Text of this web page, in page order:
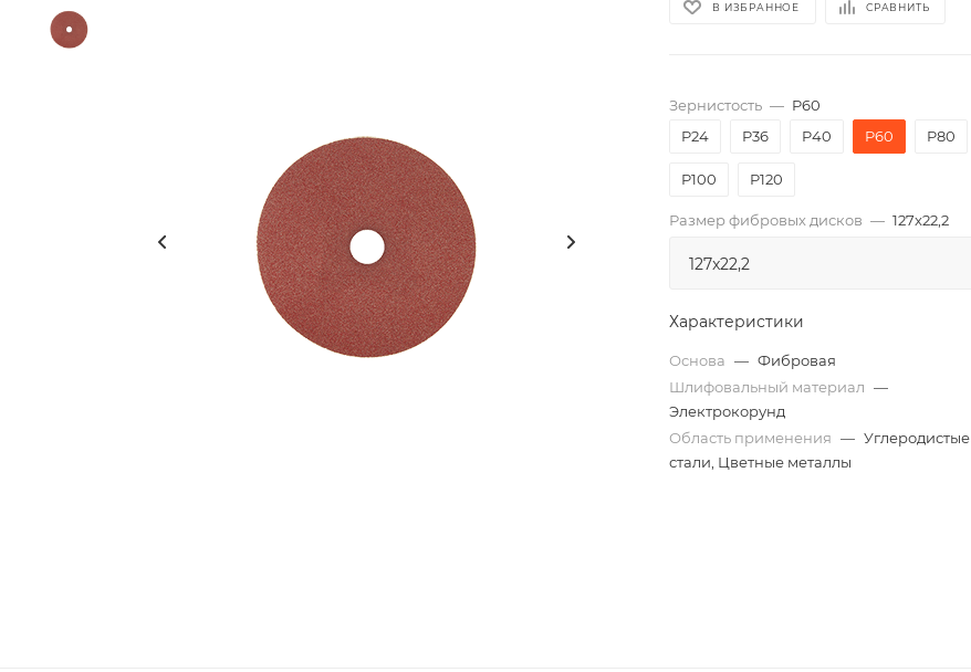
В ИЗБРАННОЕ СРАВНИТЬ
Зернистость — P60
P24
P36 P40 P60 P80
P100 P120
Размер фибровых дисков — 127x22,2
Характеристики
Основа — Фибровая
Шлифовальный материал —
Электрокорунд
Область применения — Углеродистые
стали, Цветные металлы